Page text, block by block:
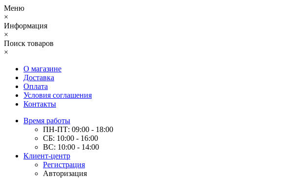
Меню
×
Информация
×
Поиск товаров
×
О магазине
Доставка
Оплата
Условия соглашения
Контакты
Время работы
ПН-ПТ: 09:00 - 18:00
СБ: 10:00 - 16:00
ВС: 10:00 - 14:00
Клиент-центр
Регистрация
Авторизация